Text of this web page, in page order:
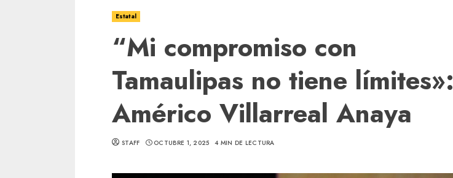
Estatal
“Mi compromiso con
Tamaulipas no tiene límites»:
Américo Villarreal Anaya
STAFF OCTUBRE 1, 2025 4 MIN DE LECTURA